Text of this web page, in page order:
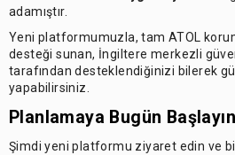
adamıştır.
Yeni platformumuzla, tam ATOL
desteği sunan, İngiltere merkezli
tarafından desteklendiğinizi bilerek
yapabilirsiniz.
Planlamaya Bugün Başlayın
Şimdi yeni platformu ziyaret edin ve